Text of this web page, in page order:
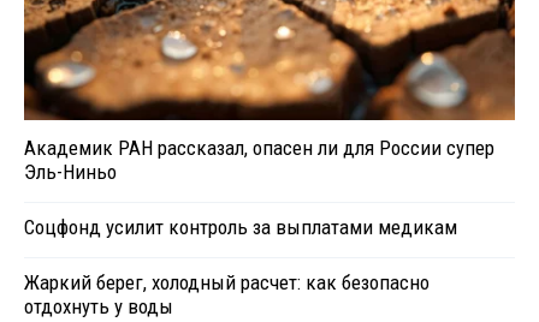
Академик РАН рассказал, опасен ли для России супер
Эль-Ниньо
Соцфонд усилит контроль за выплатами медикам
Жаркий берег, холодный расчет: как безопасно
отдохнуть у воды